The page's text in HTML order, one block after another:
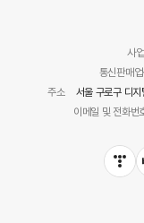
사
통신판매
주소
서울 구로구 디
이메일 및 전화번